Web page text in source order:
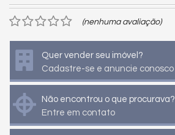
(nenhuma avaliação)
Quer vender seu imóvel?
Cadastre-se e anuncie conosco
Não encontrou o que procurava?
Entre em contato